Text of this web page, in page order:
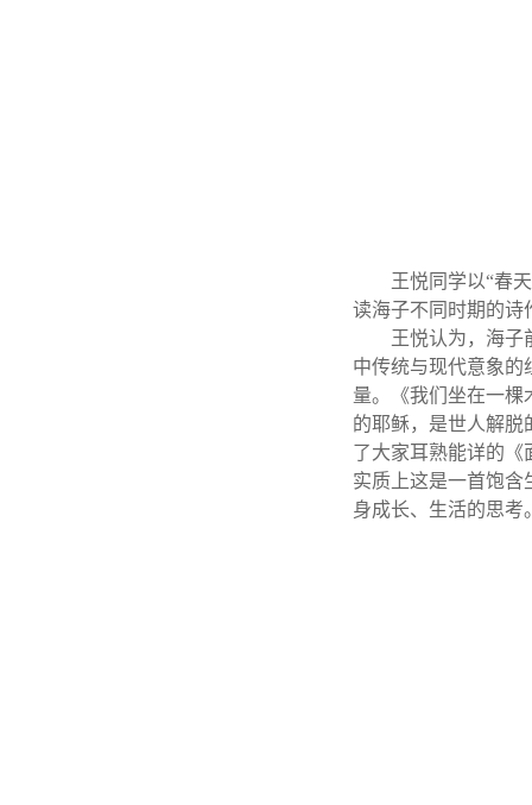
王悦同学以“春
读海子不同时期的诗
王悦认为，海子
中传统与现代意象的
量。《我们坐在一棵
的耶稣，是世人解脱
了大家耳熟能详的《
实质上这是一首饱含
身成长、生活的思考